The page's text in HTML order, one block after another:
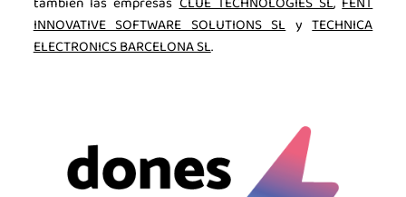
INNOVATIVE SOFTWARE SOLUTIONS SLyTECHNICA
ELECTRONICS BARCELONA SL.